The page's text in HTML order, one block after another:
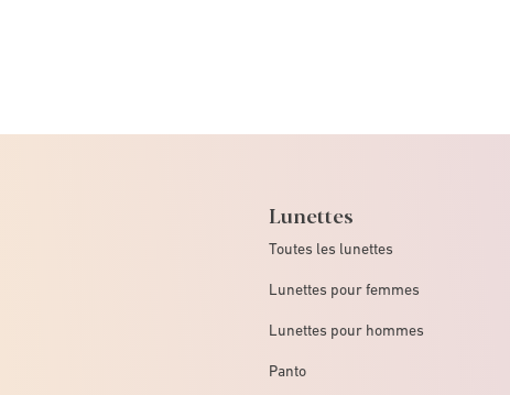
Lunettes
Toutes les lunettes
Lunettes pour femmes
Lunettes pour hommes
Panto